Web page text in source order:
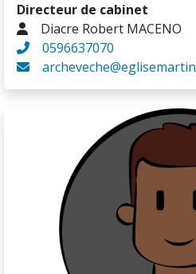
Directeur de cabinet
Diacre Robert MACENO
0596637070